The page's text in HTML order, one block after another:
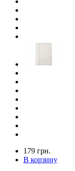
179 грн.
В корзину